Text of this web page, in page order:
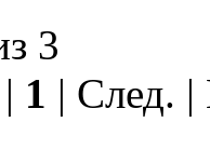
3
1 | След.